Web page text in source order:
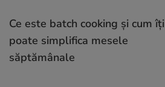
Ce este batch cooking și cum îți
poate simplifica mesele
săptămânale